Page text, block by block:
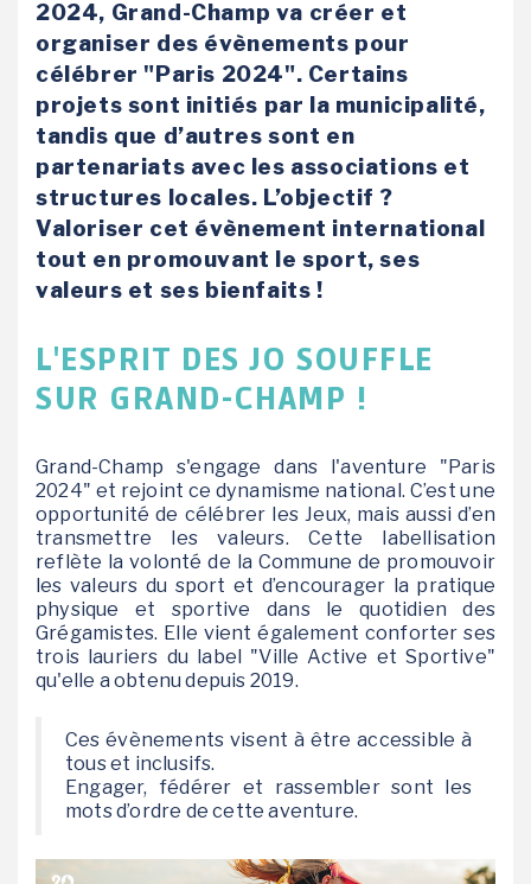
SOCIAL / SOLIDARITÉ
SANTÉ
2024, Grand-Champ va créer et
organiser des évènements pour
célébrer "Paris 2024". Certains
projets sont initiés par la municipalité,
tandis que d’autres sont en
partenariats avec les associations et
structures locales. L’objectif ?
Valoriser cet évènement international
tout en promouvant le sport, ses
valeurs et ses bienfaits !
L'ESPRIT DES JO SOUFFLE
SUR GRAND-CHAMP !
Grand-Champ s'engage dans l'aventure "Paris
2024" et rejoint ce dynamisme national. C’est une
opportunité de célébrer les Jeux, mais aussi d’en
transmettre les valeurs. Cette labellisation
reflète la volonté de la Commune de promouvoir
les valeurs du sport et d’encourager la pratique
physique et sportive dans le quotidien des
Grégamistes. Elle vient également conforter ses
trois lauriers du label "Ville Active et Sportive"
qu'elle a obtenu depuis 2019.
Ces évènements visent à être accessible à
tous et inclusifs.
Engager, fédérer et rassembler sont les
mots d’ordre de cette aventure.